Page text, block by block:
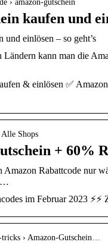
› amazon-gutschein
kaufen und
einlösen – so geht’s
kann man die
& einlösen ✅
Alle Shops
+ 60%
Amazon Rabattcode nur
…
im Februar 2023
› Amazon-Gutschein…